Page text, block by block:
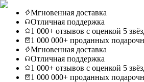
Мгновенная доставка
Отличная поддержка
1 000+ отзывов с оценкой 5
1 000 000+ проданных
Мгновенная доставка
Отличная поддержка
1 000+ отзывов с оценкой 5
1 000 000+ проданных